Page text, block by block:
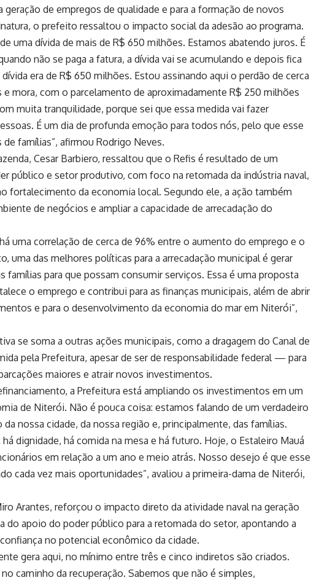
de empregos de qualidade e para a formação de novos
o prefeito ressaltou o impacto social da adesão ao programa.
uma dívida de mais de R$ 650 milhões. Estamos abatendo juros. É
não se paga a fatura, a dívida vai se acumulando e depois fica
era de R$ 650 milhões. Estou assinando aqui o perdão de cerca
mora, com o parcelamento de aproximadamente R$ 250 milhões
muita tranquilidade, porque sei que essa medida vai fazer
É um dia de profunda emoção para todos nós, pelo que esse
famílias”, afirmou Rodrigo Neves.
Cesar Barbiero, ressaltou que o Refis é resultado de um
público e setor produtivo, com foco na retomada da indústria naval,
fortalecimento da economia local. Segundo ele, a ação também
de negócios e ampliar a capacidade de arrecadação do
uma correlação de cerca de 96% entre o aumento do emprego e o
uma das melhores políticas para a arrecadação municipal é gerar
famílias para que possam consumir serviços. Essa é uma proposta
o emprego e contribui para as finanças municipais, além de abrir
e para o desenvolvimento da economia do mar em Niterói”,
se soma a outras ações municipais, como a dragagem do Canal de
pela Prefeitura, apesar de ser de responsabilidade federal — para
maiores e atrair novos investimentos.
a Prefeitura está ampliando os investimentos em um
de Niterói. Não é pouca coisa: estamos falando de um verdadeiro
nossa cidade, da nossa região e, principalmente, das famílias.
dignidade, há comida na mesa e há futuro. Hoje, o Estaleiro Mauá
em relação a um ano e meio atrás. Nosso desejo é que esse
cada vez mais oportunidades”, avaliou a primeira-dama de Niterói,
Arantes, reforçou o impacto direto da atividade naval na geração
do apoio do poder público para a retomada do setor, apontando a
no potencial econômico da cidade.
gera aqui, no mínimo entre três e cinco indiretos são criados.
caminho da recuperação. Sabemos que não é simples,